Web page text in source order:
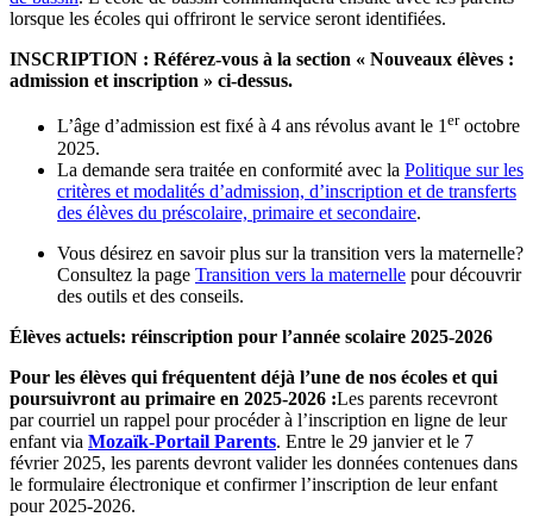
lorsque les écoles qui offriront le service seront identifiées.
INSCRIPTION : Référez-vous à la section « Nouveaux élèves :
admission et inscription » ci-dessus.
L’âge d’admission est fixé à 4 ans révolus avant le 1eroctobre
2025.
La demande sera traitée en conformité avec la Politique sur les
critères et modalités d’admission, d’inscription et de transferts
des élèves du préscolaire, primaire et secondaire.
Vous désirez en savoir plus sur la transition vers la maternelle?
Consultez la page Transition vers la maternelle pour découvrir
des outils et des conseils.
Élèves actuels: réinscription pour l’année scolaire 2025-2026
Pour les élèves qui fréquentent déjà l’une de nos écoles et qui
poursuivront au primaire en 2025-2026 :Les parents recevront
par courriel un rappel pour procéder à l’inscription en ligne de leur
enfant via Mozaïk-Portail Parents. Entre le 29 janvier et le 7
février 2025, les parents devront valider les données contenues dans
le formulaire électronique et confirmer l’inscription de leur enfant
pour 2025-2026.